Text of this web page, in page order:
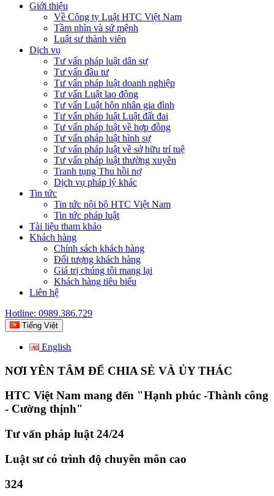
Giới thiệu
Về Công ty Luật HTC Việt Nam
Tầm nhìn và sứ mệnh
Luật sư thành viên
Dịch vụ
Tư vấn pháp luật dân sự
Tư vấn đầu tư
Tư vấn pháp luật doanh nghiệp
Tư vấn Luật lao động
Tư vấn Luật hôn nhân gia đình
Tư vấn pháp luật Luật đất đai
Tư vấn pháp luật về hợp đồng
Tư vấn pháp luật hình sự
Tư vấn pháp luật về sở hữu trí tuệ
Tư vấn pháp luật thường xuyên
Tranh tụng Thu hồi nợ
Dịch vụ pháp lý khác
Tin tức
Tin tức nội bộ HTC Việt Nam
Tin tức pháp luật
Tài liệu tham khảo
Khách hàng
Chính sách khách hàng
Đối tượng khách hàng
Giá trị chúng tôi mang lại
Khách hàng tiêu biểu
Liên hệ
Hotline: 0989.386.729
Tiếng Việt
English
NƠI YÊN TÂM ĐỂ CHIA SẺ VÀ ỦY THÁC
HTC Việt Nam mang đến "Hạnh phúc -Thành công
- Cường thịnh"
Tư vấn pháp luật 24/24
Luật sư có trình độ chuyên môn cao
324